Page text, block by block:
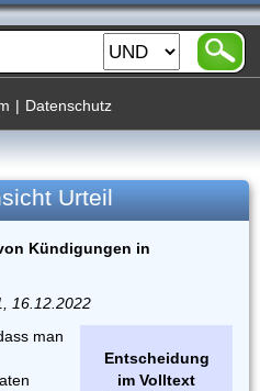
| Datenschutz
Urteil
Kündigungen in
16.12.2022
Entscheidung
im Volltext
man